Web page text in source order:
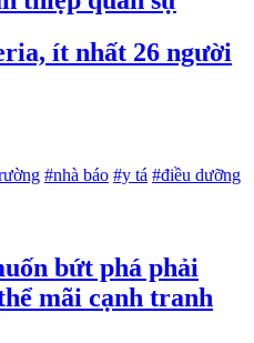
ít nhất 26 người
#nhà báo #y tá #điều dưỡng
bứt phá phải
mãi cạnh tranh